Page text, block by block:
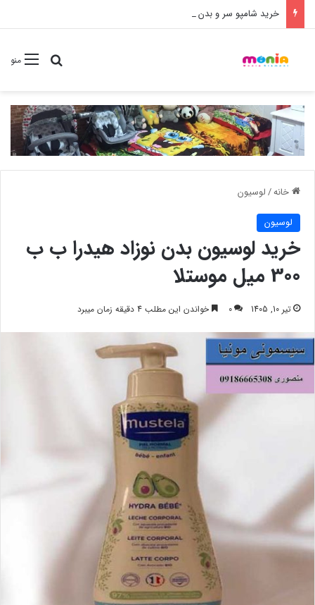
خرید شامپو سر و بدن 500 میل کودک موستلا
منوجستجو
خانه/لوسیون
لوسیون
خرید لوسیون بدن نوزاد هیدرا ب ب
300 میل موستلا
تیر 10, 1405 0 خواندن این مطلب 4 دقیقه زمان میبرد